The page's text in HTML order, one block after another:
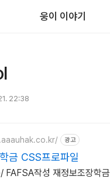
웅이 이야기
22:38
광고
금 CSS프로파일
작성 재정보조장학금